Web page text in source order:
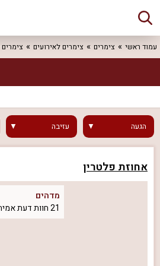
עמוד ראשי צימרים צימרים לאירועים
הגעה עזיבה
אחוזת פלטרין
מדהים
21 חוות דעת אמיתיות